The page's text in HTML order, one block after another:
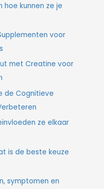
hoe kunnen ze je
voor
met Creatine voor
de Cognitieve
ze elkaar
is de beste keuze
symptomen en